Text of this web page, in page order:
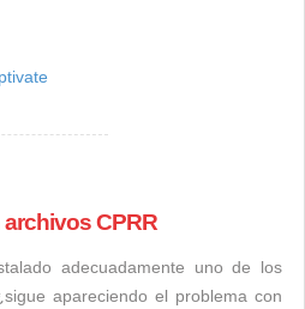
CPRR
adecuadamente uno de los
apareciendo el problema con